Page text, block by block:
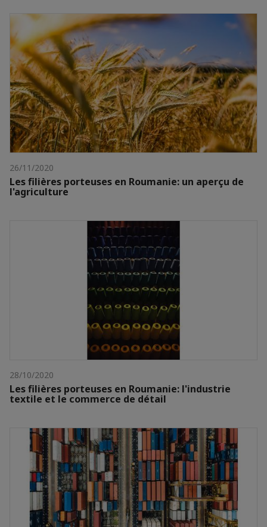
26/11/2020
Les filières porteuses en Roumanie: un aperçu de
l'agriculture
28/10/2020
Les filières porteuses en Roumanie: l'industrie
textile et le commerce de détail